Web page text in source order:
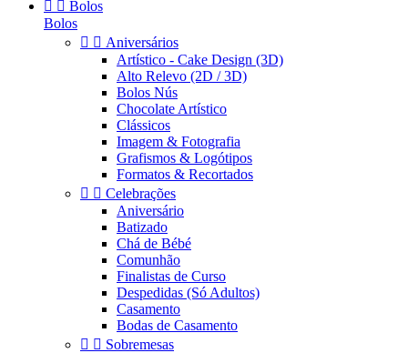
  Bolos
Bolos
  Aniversários
Artístico - Cake Design (3D)
Alto Relevo (2D / 3D)
Bolos Nús
Chocolate Artístico
Clássicos
Imagem & Fotografia
Grafismos & Logótipos
Formatos & Recortados
  Celebrações
Aniversário
Batizado
Chá de Bébé
Comunhão
Finalistas de Curso
Despedidas (Só Adultos)
Casamento
Bodas de Casamento
  Sobremesas